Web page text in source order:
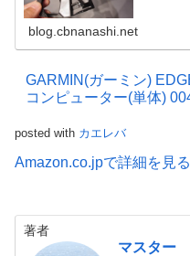
blog.cbnanashi.net
GARMIN(ガーミン)
コンピューター(単体)
posted with カエレバ
Amazon.co.jpで詳細を見る
著者
マスター